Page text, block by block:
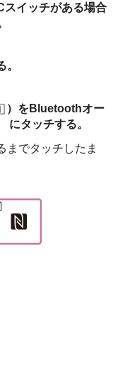
イッチがある場合
）をBluetoothオー
にタッチする。
までタッチしたま